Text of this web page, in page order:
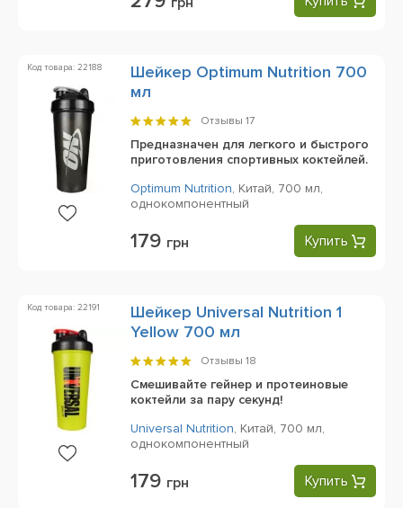
Код товара: 22188
Шейкер Optimum Nutrition 700
мл
Отзывы 17
Предназначен для легкого и быстрого
приготовления спортивных коктейлей.
Optimum Nutrition, Китай, 700 мл,
однокомпонентный
179 грн Купить
Код товара: 22191
Шейкер Universal Nutrition 1
Yellow 700 мл
Отзывы 18
Смешивайте гейнер и протеиновые
коктейли за пару секунд!
Universal Nutrition, Китай, 700 мл,
однокомпонентный
179 грн Купить